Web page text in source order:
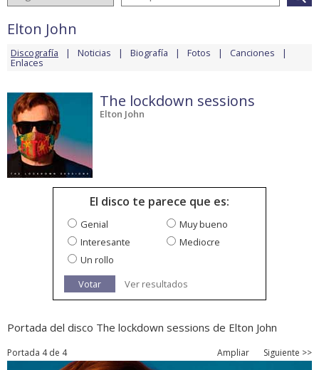
Elton John
Discografía Noticias Biografía Fotos Canciones
Enlaces
The lockdown sessions
Elton John
El disco te parece que es:
Genial
Muy bueno
Interesante
Mediocre
Un rollo
Votar
Ver resultados
Portada del disco The lockdown sessions de Elton John
Portada 4 de 4 Ampliar Siguiente >>